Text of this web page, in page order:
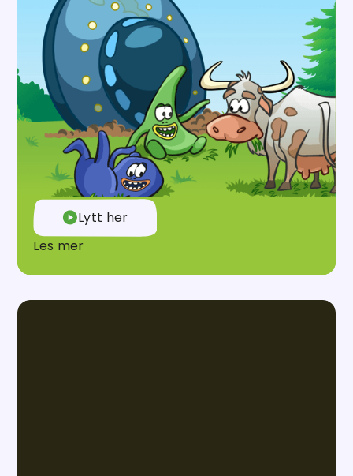
Alder spor
Klabben and Babben
Klabben og Babben oppdager
menneskeverdenen for aller første gang, og
hverdagsting blir til store, morsomme eventyr. De
prøver alt på sin egen måte, roter det litt til, og
finner til slutt ut hvordan det egentlig gjøres.
Dette er skikkelig gøy!
Lytt her
Les mer